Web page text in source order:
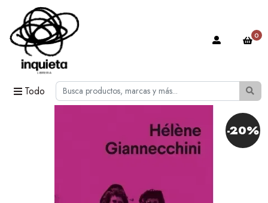
Todo
0
-20%